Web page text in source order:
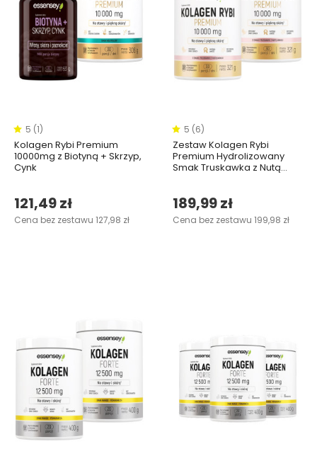
5 (1)
Kolagen Rybi Premium
10000mg z Biotyną + Skrzyp,
Cynk
121,49 zł
Cena bez zestawu 127,98 zł
5 (6)
Zestaw Kolagen Rybi
Premium Hydrolizowany
Smak Truskawka z Nutą
189,99 zł
Cena bez zestawu 199,98 zł